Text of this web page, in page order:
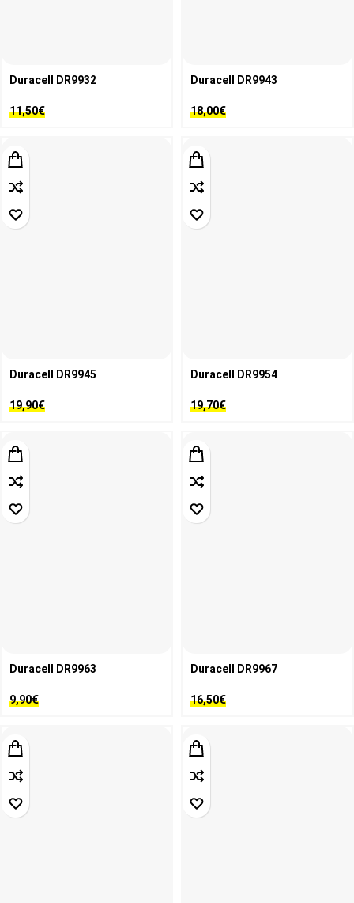
Duracell DR9932
11,50€
Duracell DR9943
18,00€
Duracell DR9945
19,90€
Duracell DR9954
19,70€
Duracell DR9963
9,90€
Duracell DR9967
16,50€